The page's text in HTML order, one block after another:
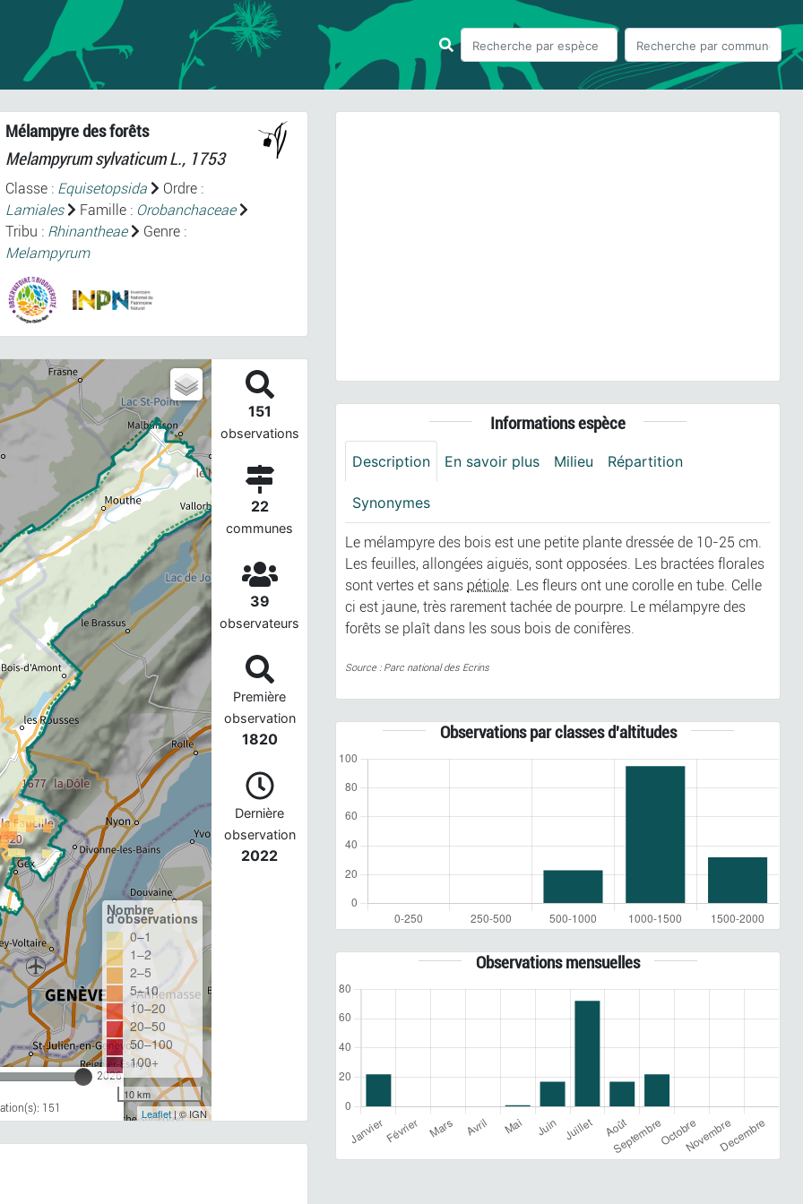
Mélampyre des forêts
Melampyrum sylvaticumL., 1753
Classe : Equisetopsida
Ordre :
Lamiales
Famille : Orobanchaceae
Tribu : Rhinantheae
Genre :
Melampyrum
2026
151
Nombre
d'observations
0–1
1–2
2–5
5–10
10–20
20–50
50–100
100+
10 km
Leaflet| © IGN
151
observations
22
communes
39
observateurs
Première
observation
1820
Dernière
observation
2022
Informations espèce
Description En savoir plus Milieu Répartition
Synonymes
Le mélampyre des bois est une petite plante dressée de 10-25 cm.
Les feuilles, allongées aiguës, sont opposées. Les bractées florales
sont vertes et sans pétiole. Les fleurs ont une corolle en tube. Celle
ci est jaune, très rarement tachée de pourpre. Le mélampyre des
forêts se plaît dans les sous bois de conifères.
Source : Parc national des Ecrins
Observations par classes d'altitudes
Observations mensuelles